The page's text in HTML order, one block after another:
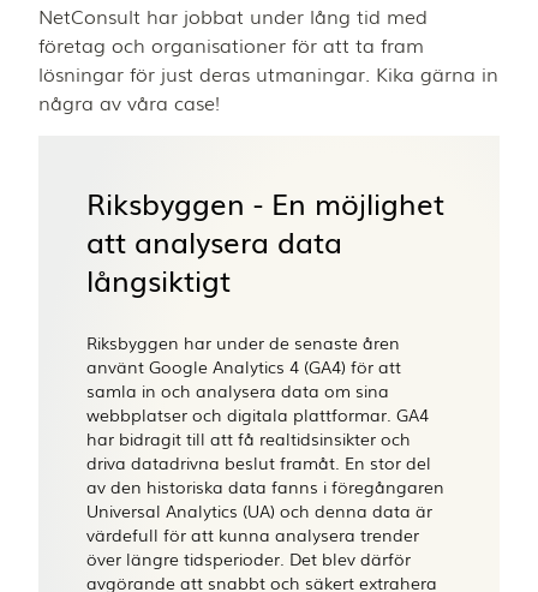
NetConsult har jobbat under lång tid med
företag och organisationer för att ta fram
lösningar för just deras utmaningar. Kika gärna in
några av våra case!
Riksbyggen - En möjlighet
att analysera data
långsiktigt
Riksbyggen har under de senaste åren
använt Google Analytics 4 (GA4) för att
samla in och analysera data om sina
webbplatser och digitala plattformar. GA4
har bidragit till att få realtidsinsikter och
driva datadrivna beslut framåt. En stor del
av den historiska data fanns i föregångaren
Universal Analytics (UA) och denna data är
värdefull för att kunna analysera trender
över längre tidsperioder. Det blev därför
avgörande att snabbt och säkert extrahera